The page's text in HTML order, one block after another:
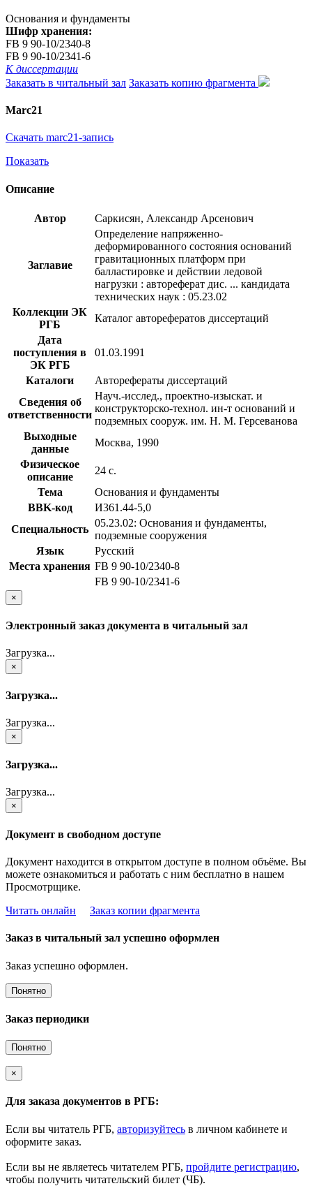
Основания и фундаменты
Шифр хранения:
FB 9 90-10/2340-8
FB 9 90-10/2341-6
К диссертации
Заказать в читальный зал Заказать копию фрагмента
Marc21
Скачать marc21-запись
Показать
Описание
Автор Саркисян, Александр Арсенович
Заглавие
Определение напряженно-
деформированного состояния оснований
гравитационных платформ при
балластировке и действии ледовой
нагрузки : автореферат дис. ... кандидата
технических наук : 05.23.02
Коллекции ЭК
РГБ
Каталог авторефератов диссертаций
Дата
поступления в
ЭК РГБ
01.03.1991
Каталоги
Авторефераты диссертаций
Сведения об
ответственности
Науч.-исслед., проектно-изыскат. и
конструкторско-технол. ин-т оснований и
подземных сооруж. им. Н. М. Герсеванова
Выходные
данные
Москва, 1990
Физическое
описание
24 с.
Тема
Основания и фундаменты
BBK-код
И361.44-5,0
Специальность
05.23.02: Основания и фундаменты,
подземные сооружения
Язык
Русский
Места хранения FB 9 90-10/2340-8
FB 9 90-10/2341-6
×
Электронный заказ документа в читальный зал
Загрузка...
×
Загрузка...
Загрузка...
×
Загрузка...
Загрузка...
×
Документ в свободном доступе
Документ находится в открытом доступе в полном объёме. Вы
можете ознакомиться и работать с ним бесплатно в нашем
Просмотрщике.
Читать онлайн
Заказ копии фрагмента
Заказ в читальный зал успешно оформлен
Заказ успешно оформлен.
Понятно
Заказ периодики
Понятно
×
Для заказа документов в РГБ:
Если вы читатель РГБ, авторизуйтесь в личном кабинете и
оформите заказ.
Если вы не являетесь читателем РГБ, пройдите регистрацию,
чтобы получить читательский билет (ЧБ).